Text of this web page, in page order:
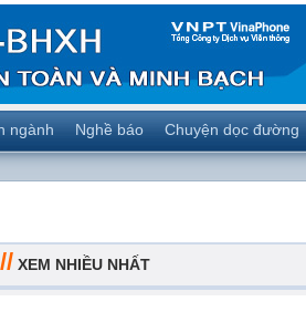
ngành Nghề báo Chuyện dọc đường
// XEM NHIỀU NHẤT